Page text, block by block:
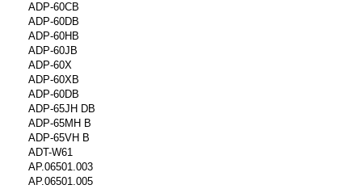
ADP-60CB
ADP-60DB
ADP-60HB
ADP-60JB
ADP-60X
ADP-60XB
ADP-60DB
ADP-65JH DB
ADP-65MH B
ADP-65VH B
ADT-W61
AP.06501.003
AP.06501.005